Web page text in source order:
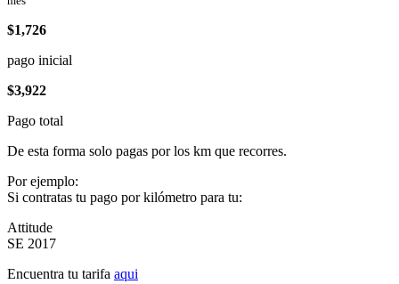
$1,726
pago inicial
$3,922
Pago total
De esta forma solo pagas por los km que recorres.
Por ejemplo:
Si contratas tu pago por kilómetro para tu:
Attitude
SE 2017
Encuentra tu tarifa aqui